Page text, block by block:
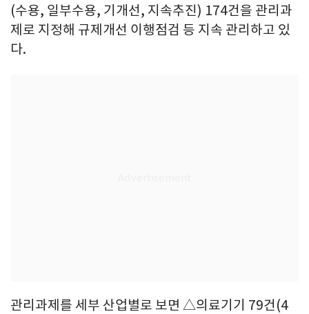
(수용, 일부수용, 기개선, 지속추진) 174건을 관리과
제로 지정해 규제개선 이행점검 등 지속 관리하고 있
다.
관리과제를 세부 산업별로 보면 △의료기기 79건(4